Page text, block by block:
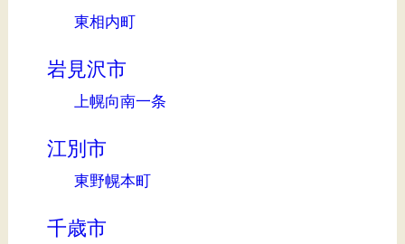
東相内町
岩見沢市
上幌向南一条
江別市
東野幌本町
千歳市